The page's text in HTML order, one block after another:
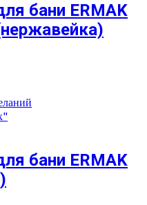
бани ERMAK
бани ERMAK